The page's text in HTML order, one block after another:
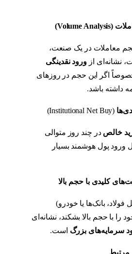
(Volume Analysis)
معاملات در یک صنعت،
نشانه‌ای از ورود نقدینگی
اگر این حجم در روزهای
داشته باشد.
(Institutional Net Buy)
خالص در چند روز متوالی
ورود پول هوشمند بسیار
کلیدی با حجم بالا
بانک‌ها یا خودرو)
را با حجم بالا بشکند، نشانه‌ای
سرمایه‌های بزرگ است.